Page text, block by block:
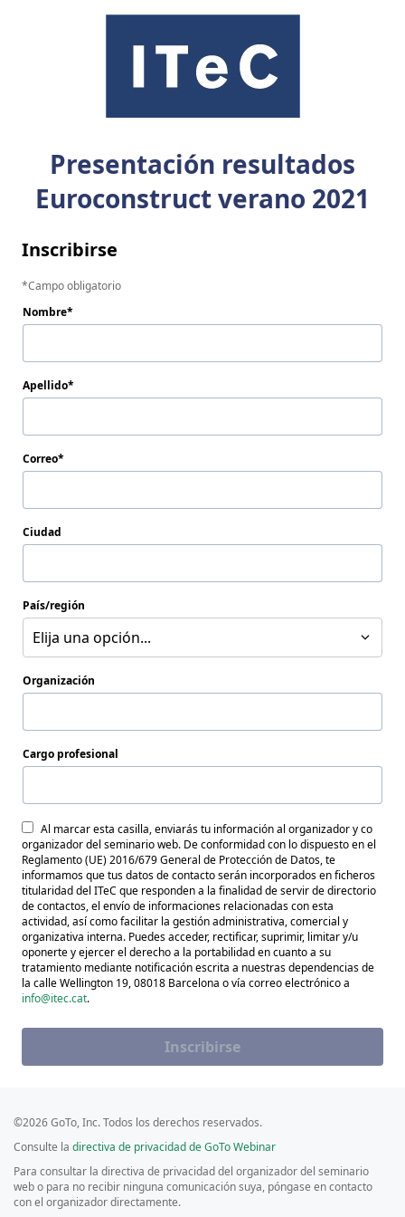
Presentación resultados
Euroconstruct verano 2021
Inscribirse
Campo obligatorio
Nombre
Apellido
Correo
Ciudad
País/región
Elija una opción...
Organización
Cargo profesional
Al marcar esta casilla, enviarás tu información al organizador y co
organizador del seminario web. De conformidad con lo dispuesto en el
Reglamento (UE) 2016/679 General de Protección de Datos, te
informamos que tus datos de contacto serán incorporados en ficheros
titularidad del ITeC que responden a la finalidad de servir de directorio
de contactos, el envío de informaciones relacionadas con esta
actividad, así como facilitar la gestión administrativa, comercial y
organizativa interna. Puedes acceder, rectificar, suprimir, limitar y/u
oponerte y ejercer el derecho a la portabilidad en cuanto a su
tratamiento mediante notificación escrita a nuestras dependencias de
la calle Wellington 19, 08018 Barcelona o vía correo electrónico a
info@itec.cat.
Inscribirse
©2026 GoTo, Inc. Todos los derechos reservados.
Consulte la directiva de privacidad de GoTo Webinar
Para consultar la directiva de privacidad del organizador del seminario
web o para no recibir ninguna comunicación suya, póngase en contacto
con el organizador directamente.